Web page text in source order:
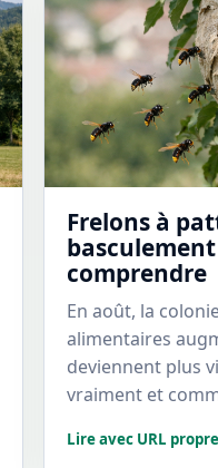
Frelons à
comprendre
En août, la
alimentaires
deviennent plus
vraiment et
Lire avec URL